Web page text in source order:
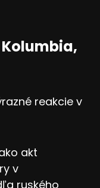
Kolumbia,
reakcie v
akt
v
ruského